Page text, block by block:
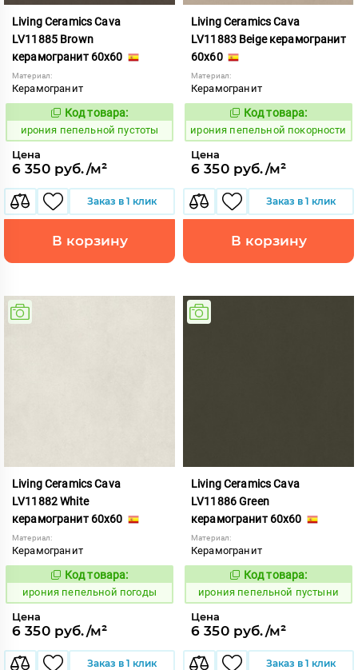
Living Ceramics Cava
LV11885 Brown
керамогранит 60x60
Материал:
Керамогранит
1102574
Код товара:
ирония пепельной пустоты
Цена
6 350 руб./м²
Заказ в 1 клик
В корзину
Living Ceramics Cava
LV11883 Beige керамогранит
60x60
Материал:
Керамогранит
1102572
Код товара:
ирония пепельной покорности
Цена
6 350 руб./м²
Заказ в 1 клик
В корзину
Living Ceramics Cava
LV11882 White
керамогранит 60x60
Материал:
Керамогранит
1102571
Код товара:
ирония пепельной погоды
Цена
6 350 руб./м²
Заказ в 1 клик
Living Ceramics Cava
LV11886 Green
керамогранит 60x60
Материал:
Керамогранит
1102575
Код товара:
ирония пепельной пустыни
Цена
6 350 руб./м²
Заказ в 1 клик